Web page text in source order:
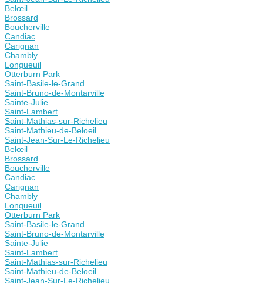
Belœil
Brossard
Boucherville
Candiac
Carignan
Chambly
Longueuil
Otterburn Park
Saint-Basile-le-Grand
Saint-Bruno-de-Montarville
Sainte-Julie
Saint-Lambert
Saint-Mathias-sur-Richelieu
Saint-Mathieu-de-Beloeil
Saint-Jean-Sur-Le-Richelieu
Belœil
Brossard
Boucherville
Candiac
Carignan
Chambly
Longueuil
Otterburn Park
Saint-Basile-le-Grand
Saint-Bruno-de-Montarville
Sainte-Julie
Saint-Lambert
Saint-Mathias-sur-Richelieu
Saint-Mathieu-de-Beloeil
Saint-Jean-Sur-Le-Richelieu